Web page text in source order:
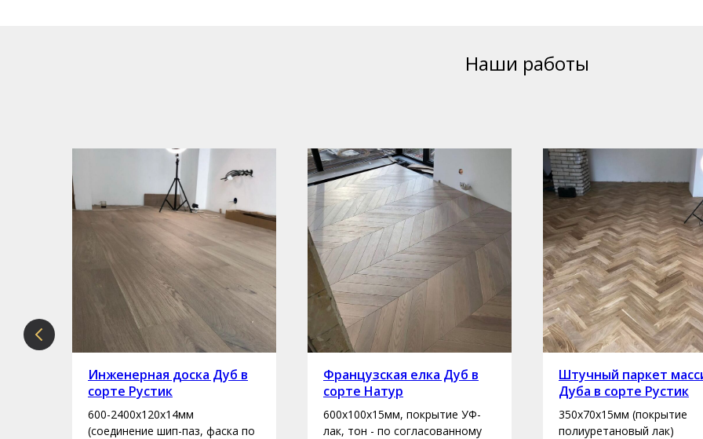
Наши работы
Инженерная доска Дуб в
сорте Рустик
600-2400х120х14мм
(соединение шип-паз, фаска по
Французская елка Дуб в
сорте Натур
600х100х15мм, покрытие УФ-
лак, тон - по согласованному
Штучный паркет
Дуба в сорте Рустик
350х70х15мм (покрытие
полиуретановый лак)